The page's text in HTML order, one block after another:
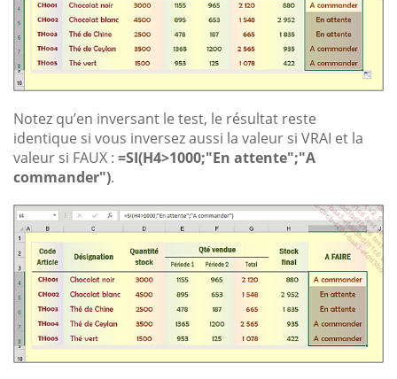
Notez qu’en inversant le test, le résultat reste
identique si vous inversez aussi la valeur si VRAI et la
valeur si FAUX : =SI(H4>1000;"En attente";"A
commander").